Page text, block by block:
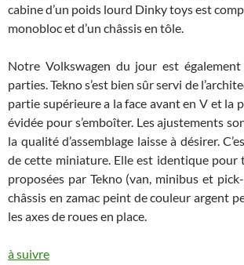
cabine d’un poids lourd Dinky toys est
monobloc et d’un châssis en tôle.
Notre Volkswagen du jour est
parties. Tekno s’est bien sûr servi de
partie supérieure a la face avant en V et la
évidée pour s’emboîter. Les ajustements
la qualité d’assemblage laisse à désirer.
de cette miniature. Elle est identique pour
proposées par Tekno (van, minibus et
châssis en zamac peint de couleur argent
les axes de roues en place.
à suivre